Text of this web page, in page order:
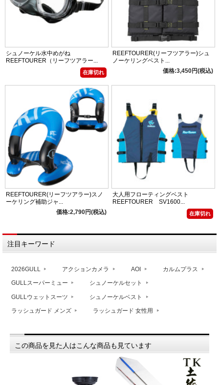
シュノーケル水中めがね
REEFTOURER（リーフツアラー...
在庫切れ
REEFTOURER(リーフツアラー)シュ
ノーケリングベスト...
価格:3,450円(税込)
REEFTOURER(リーフツアラー)スノ
ーケリング補助ジャ...
価格:2,790円(税込)
大人用フローティングベスト
REEFTOURER SV1600...
在庫切れ
注目キーワード
2026GULL アクションカメラ AOI カルムプラス
GULLスーパーミュー シュノーケルセット
GULLウェットスーツ シュノーケルベスト
ラッシュガード メンズ ラッシュガード 女性用
この商品を見た人はこんな商品も見ています